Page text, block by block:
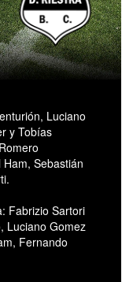
Luciano
y Tobías
Sebastián
Fabrizio Sartori
Luciano Gomez
Fernando